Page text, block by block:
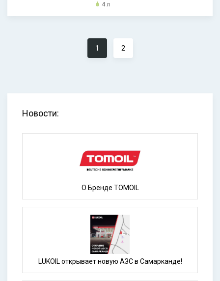
4 л
1 2
Новости:
О Бренде TOMOIL
LUKOIL открывает новую АЗС в Самарканде!